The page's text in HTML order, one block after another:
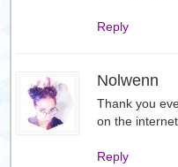
Reply
Nolwenn
Thank you
on the
Reply